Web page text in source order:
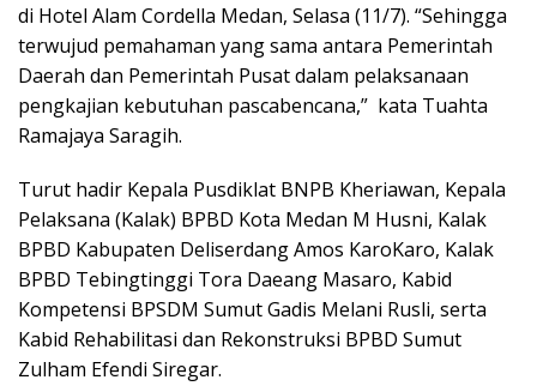
di Hotel Alam Cordella Medan, Selasa (11/7). “Sehingga
terwujud pemahaman yang sama antara Pemerintah
Daerah dan Pemerintah Pusat dalam pelaksanaan
pengkajian kebutuhan pascabencana,” kata Tuahta
Ramajaya Saragih.
Turut hadir Kepala Pusdiklat BNPB Kheriawan, Kepala
Pelaksana (Kalak) BPBD Kota Medan M Husni, Kalak
BPBD Kabupaten Deliserdang Amos KaroKaro, Kalak
BPBD Tebingtinggi Tora Daeang Masaro, Kabid
Kompetensi BPSDM Sumut Gadis Melani Rusli, serta
Kabid Rehabilitasi dan Rekonstruksi BPBD Sumut
Zulham Efendi Siregar.